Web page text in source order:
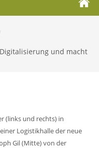
und macht
(links und rechts) in
Logistikhalle der neue
Gil (Mitte) von der